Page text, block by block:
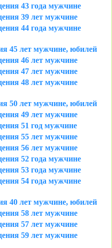
43 года мужчине
39 лет мужчине
44 года мужчине
45 лет мужчине, юбилей
46 лет мужчине
47 лет мужчине
48 лет мужчине
50 лет мужчине, юбилей
49 лет мужчине
51 год мужчине
55 лет мужчине
56 лет мужчине
52 года мужчине
53 года мужчине
54 года мужчине
40 лет мужчине, юбилей
58 лет мужчине
57 лет мужчине
59 лет мужчине